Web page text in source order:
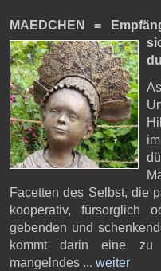
MAEDCHEN =
Facetten des Selbst, die
kooperativ, fürsorglich
gebenden und
kommt darin eine zu
mangelndes ... weiter